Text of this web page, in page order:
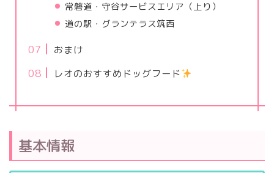
常磐道・守谷サービスエリア（上り）
道の駅・グランテラス筑西
おまけ
レオのおすすめドッグフード
基本情報